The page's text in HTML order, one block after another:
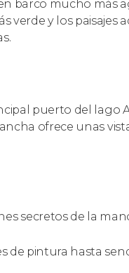
barco mucho más
verde y los paisajes
puerto del lago
ofrece unas
secretos de la
de pintura hasta